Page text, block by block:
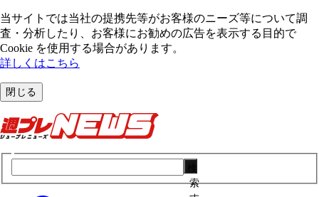
当サイトでは当社の提携先等がお客様のニーズ等について調
査・分析したり、お客様にお勧めの広告を表⽰する⽬的で
Cookie を使⽤する場合があります。
詳しくはこちら
閉じる
索